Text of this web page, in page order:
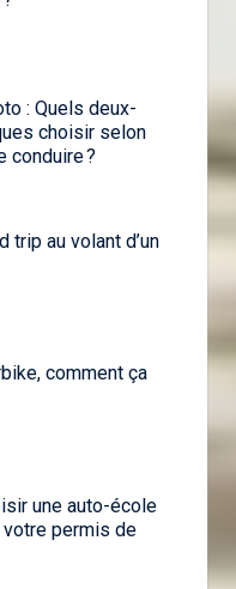
: Quels deux-
choisir selon
conduire ?
trip au volant d’un
comment ça
une auto-école
permis de